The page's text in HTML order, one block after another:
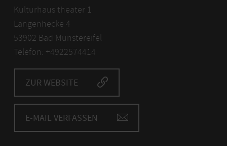
Kulturhaus theater 1
Langenhecke 4
53902 Bad Münstereifel
Telefon: +4922574414
ZUR WEBSITE
E-MAIL VERFASSEN